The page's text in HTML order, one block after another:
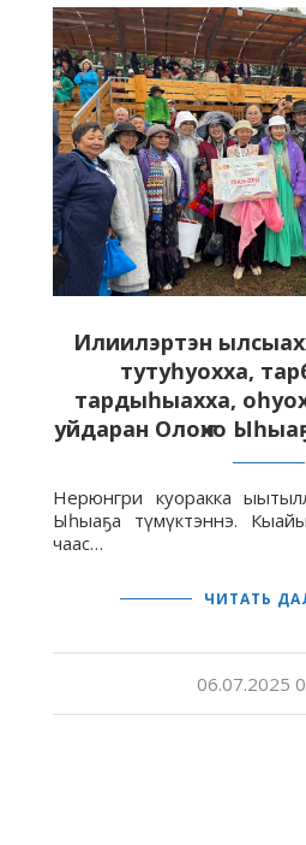
Илиилэртэн
тутуһуохха,
тардыһыахха,
уйдаран Олоҥхо
Нерюнгри куоракка
Ыһыаҕа түмүктэннэ.
чаас…
ЧИТАТЬ
06.07.2025